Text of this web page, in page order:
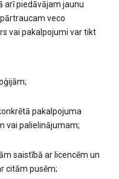
arī piedāvājam jaunu
veco
vai pakalpojumi var tikt
pakalpojuma
vai palielinājumam;
saistībā ar licencēm un
citām pusēm;